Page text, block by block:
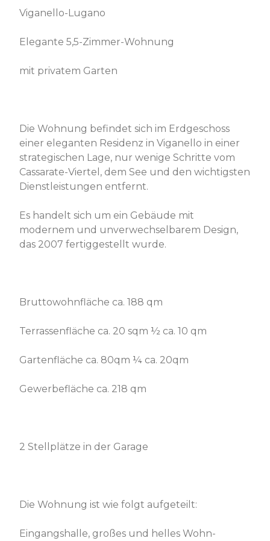
Viganello-Lugano
Elegante 5,5-Zimmer-Wohnung
mit privatem Garten
Die Wohnung befindet sich im Erdgeschoss
einer eleganten Residenz in Viganello in einer
strategischen Lage, nur wenige Schritte vom
Cassarate-Viertel, dem See und den wichtigsten
Dienstleistungen entfernt.
Es handelt sich um ein Gebäude mit
modernem und unverwechselbarem Design,
das 2007 fertiggestellt wurde.
Bruttowohnfläche ca. 188 qm
Terrassenfläche ca. 20 sqm ½ ca. 10 qm
Gartenfläche ca. 80qm ¼ ca. 20qm
Gewerbefläche ca. 218 qm
2 Stellplätze in der Garage
Die Wohnung ist wie folgt aufgeteilt:
Eingangshalle, großes und helles Wohn-